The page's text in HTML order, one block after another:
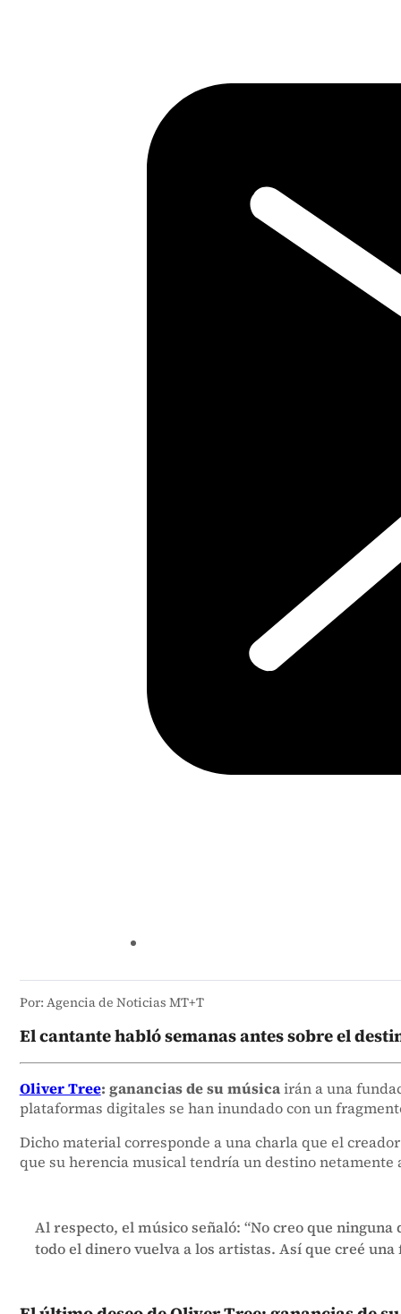
Por: Agencia de Noticias MT+T
El cantante habló semanas antes sobre el
Oliver Tree: ganancias de su músicairán a una
plataformas digitales se han inundado con un
Dicho material corresponde a una charla que el
que su herencia musical tendría un destino
Al respecto, el músico señaló: “No creo que
todo el dinero vuelva a los artistas. Así que creé